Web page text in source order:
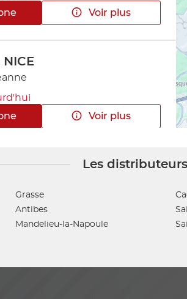
Voir plus
NICE
Voir plus
Les
Grasse
Antibes
Mandelieu-la-Napoule